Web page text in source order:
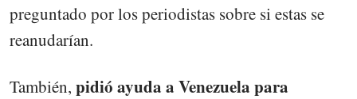
preguntado por los periodistas sobre si estas se
reanudarían.
También, pidió ayuda a Venezuela para